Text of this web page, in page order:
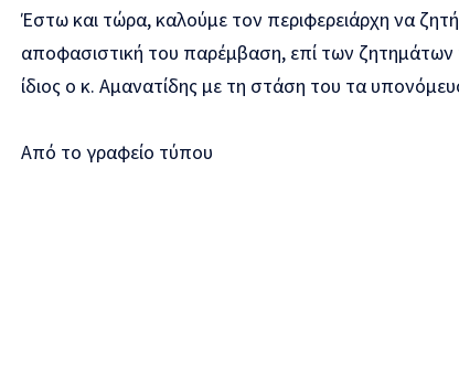
Έστω και τώρα, καλούμε τον περιφερειάρχη να
αποφασιστική του παρέμβαση, επί των
ίδιος ο κ. Αμανατίδης με τη στάση του τα
Από το γραφείο τύπου